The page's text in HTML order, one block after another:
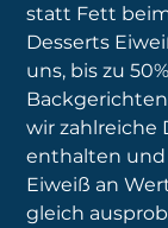
statt Fett
Desserts
uns, bis zu
wir zahlreiche
enthalten und
Eiweiß an
gleich